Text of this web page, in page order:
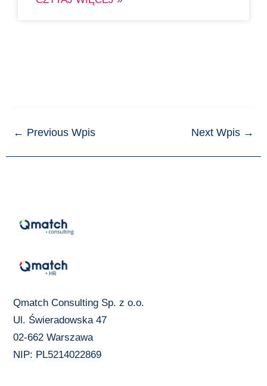
← Previous Wpis Next Wpis →
Qmatch Consulting Sp. z o.o.
Ul. Świeradowska 47
02-662 Warszawa
NIP: PL5214022869